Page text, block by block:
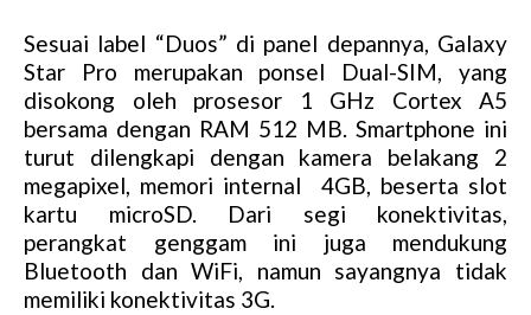
Sesuai label “Duos” di panel depannya, Galaxy
Star Pro merupakan ponsel Dual-SIM, yang
disokong oleh prosesor 1 GHz Cortex A5
bersama dengan RAM 512 MB. Smartphone ini
turut dilengkapi dengan kamera belakang 2
megapixel, memori internal 4GB, beserta slot
kartu microSD. Dari segi konektivitas,
perangkat genggam ini juga mendukung
Bluetooth dan WiFi, namun sayangnya tidak
memiliki konektivitas 3G.